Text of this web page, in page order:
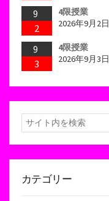
9
2
4限授業
2026年9月2日
9
3
4限授業
2026年9月3日
検
索
カテゴリー